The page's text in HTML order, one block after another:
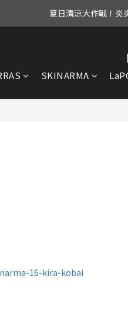
UAG iPhone17
夏日清涼大作戰！炎
UAG iPhone17
SKINARMA